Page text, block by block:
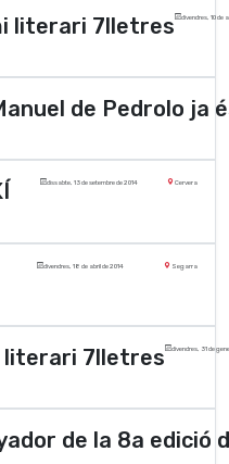
literari 7lletres divendres, 10 de
de Pedrolo ja
dissabte, 13 de setembre de 2014 Cervera
divendres, 18 de abril de 2014 Segarra
literari 7lletres divendres, 31 de
de la 8a edició